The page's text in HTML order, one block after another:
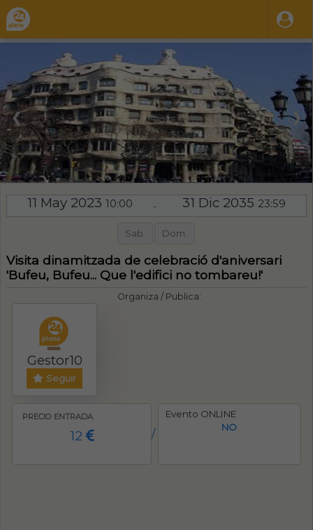
❮ ❯
11 May 202310:00 - 31 Dic 2035 23:59
Sab. Dom.
Visita dinamitzada de celebració d'aniversari
'Bufeu, Bufeu... Que l'edifici no tombareu!'
Organiza / Publica:
Gestor10
Seguir
PRECIO ENTRADA
12 /
Evento ONLINE
NO